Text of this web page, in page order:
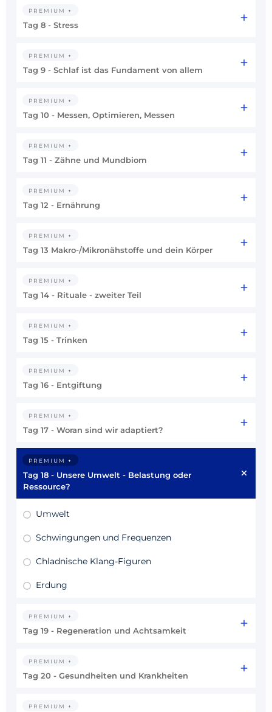
PREMIUM +
Tag 8 - Stress
PREMIUM +
Tag 9 - Schlaf ist das Fundament von allem
PREMIUM +
Tag 10 - Messen, Optimieren, Messen
PREMIUM +
Tag 11 - Zähne und Mundbiom
PREMIUM +
Tag 12 - Ernährung
PREMIUM +
Tag 13 Makro-/Mikronähstoffe und dein Körper
PREMIUM +
Tag 14 - Rituale - zweiter Teil
PREMIUM +
Tag 15 - Trinken
PREMIUM +
Tag 16 - Entgiftung
PREMIUM +
Tag 17 - Woran sind wir adaptiert?
PREMIUM +
Tag 18 - Unsere Umwelt - Belastung oder
Ressource?
Umwelt
Schwingungen und Frequenzen
Chladnische Klang-Figuren
Erdung
PREMIUM +
Tag 19 - Regeneration und Achtsamkeit
PREMIUM +
Tag 20 - Gesundheiten und Krankheiten
PREMIUM +